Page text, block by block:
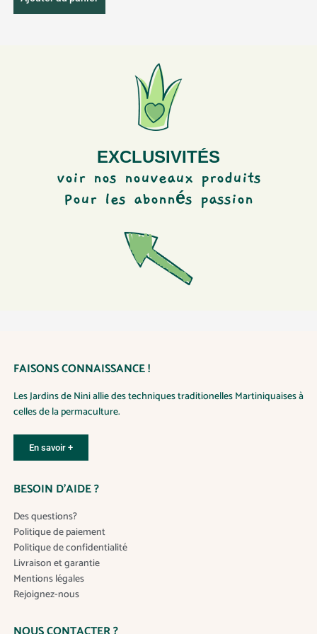
t
EXCLUSIVITÉS
voir nos nouveaux produits
Pour les abonnés passion
FAISONS CONNAISSANCE !
Les Jardins de Nini allie des techniques traditionelles Martiniquaises à
celles de la permaculture.
En savoir +
BESOIN D’AIDE ?
Des questions?
Politique de paiement
Politique de confidentialité
Livraison et garantie
Mentions légales
Rejoignez-nous